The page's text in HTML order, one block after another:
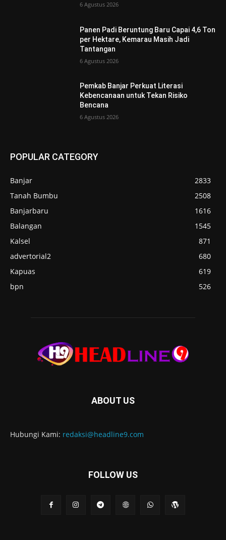
6 Agustus 2026
Panen Padi Beruntung Baru Capai 4,6 Ton
per Hektare, Kemarau Masih Jadi
Tantangan
6 Agustus 2026
Pemkab Banjar Perkuat Literasi
Kebencanaan untuk Tekan Risiko
Bencana
6 Agustus 2026
POPULAR CATEGORY
Banjar
2833
Tanah Bumbu
2508
Banjarbaru
1616
Balangan
1545
Kalsel
871
advertorial2
680
Kapuas
619
bpn
526
ABOUT US
Hubungi Kami: redaksi@headline9.com
FOLLOW US